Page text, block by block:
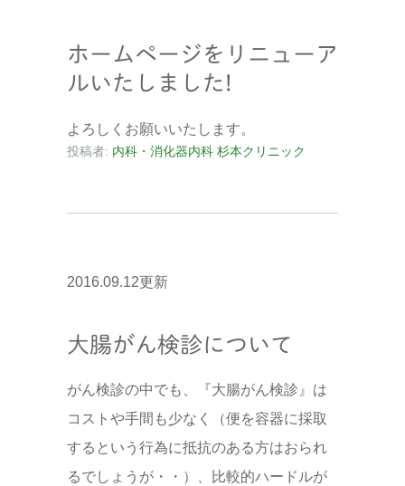
ホームページをリニューア
ルいたしました!
よろしくお願いいたします。
投稿者: 内科・消化器内科 杉本クリニック
2016.09.12更新
大腸がん検診について
がん検診の中でも、『大腸がん検診』は
コストや手間も少なく（便を容器に採取
するという行為に抵抗のある方はおられ
るでしょうが・・）、比較的ハードルが